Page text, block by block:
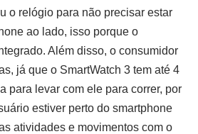
o relógio para não precisar estar
ao lado, isso porque o
Além disso, o consumidor
já que o SmartWatch 3 tem até 4
para levar com ele para correr, por
estiver perto do smartphone
atividades e movimentos com o